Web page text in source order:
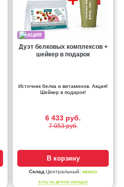
Дуэт белковых комплексов +
шейкер в подарок
Источник белка и витаминов. Акция!
Шейкер в подарок!
6 433 руб.
7 053 руб.
В корзину
Склад Центральный: много
ЕСТЬ НА ДРУГИХ СКЛАДАХ